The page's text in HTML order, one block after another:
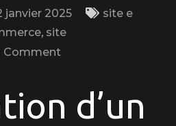
janvier 2025
site e
, site
Comment
Création
d’un